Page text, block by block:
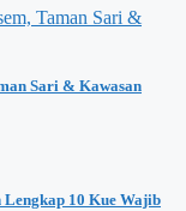
Sari & Kawasan
10 Kue Wajib